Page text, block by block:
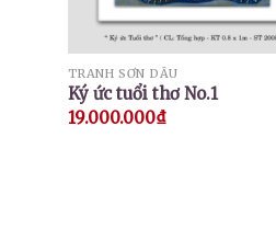
TRANH SƠN DẦU
Ký ức tuổi thơ No.1
19.000.000₫